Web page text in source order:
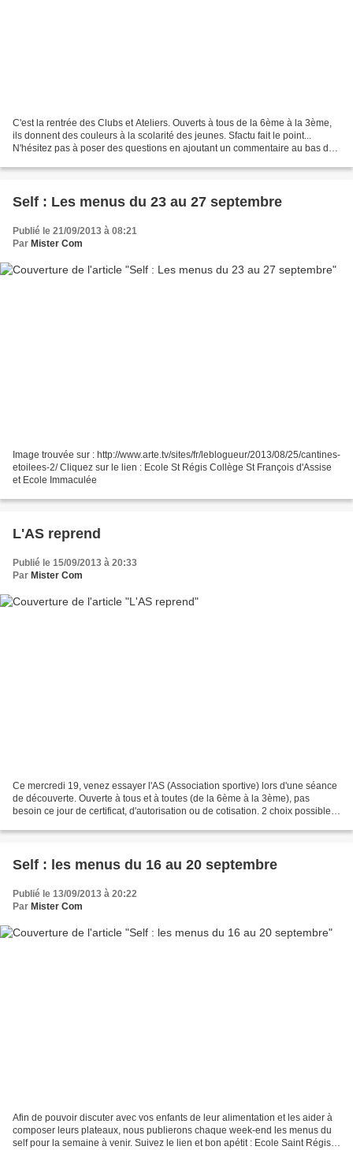
C'est la rentrée des Clubs et Ateliers. Ouverts à tous de la 6ème à la 3ème,
ils donnent des couleurs à la scolarité des jeunes. Sfactu fait le point...
N'hésitez pas à poser des questions en ajoutant un commentaire au bas de
Self : Les menus du 23 au 27 septembre
Publié le 21/09/2013 à 08:21
Par Mister Com
Image trouvée sur : http://www.arte.tv/sites/fr/leblogueur/2013/08/25/cantines-
etoilees-2/ Cliquez sur le lien : Ecole St Régis Collège St François d'Assise
et Ecole Immaculée
L'AS reprend
Publié le 15/09/2013 à 20:33
Par Mister Com
Ce mercredi 19, venez essayer l'AS (Association sportive) lors d'une séance
de découverte. Ouverte à tous et à toutes (de la 6ème à la 3ème), pas
besoin ce jour de certificat, d'autorisation ou de cotisation. 2 choix possible :
Self : les menus du 16 au 20 septembre
Publié le 13/09/2013 à 20:22
Par Mister Com
Afin de pouvoir discuter avec vos enfants de leur alimentation et les aider à
composer leurs plateaux, nous publierons chaque week-end les menus du
self pour la semaine à venir. Suivez le lien et bon apétit : Ecole Saint Régis